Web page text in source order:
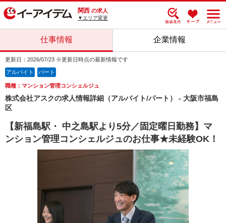
関西 の求人
▼エリア変更
仕事情報 企業情報
更新日：2026/07/23 ※更新日時点の最新情報です
アルバイト パート
職種：マンション管理コンシェルジュ
株式会社アスクの求人情報詳細（アルバイト/パート） - 大阪市福島
区
【新福島駅・ 中之島駅より5分／固定曜日勤務】マ
ンション管理コンシェルジュのお仕事★未経験OK！